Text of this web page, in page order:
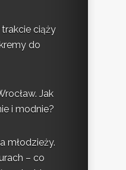
ciąży
do
Jak
i modnie?
młodzieży.
– co